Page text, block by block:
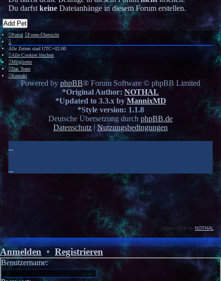
Du darfst keine Dateianhänge in diesem Forum erstellen.
Add Pet
Portal Foren-Übersicht
Alle Zeiten sind UTC+02:00
Alle Cookies löschen
Mitglieder
Das Team
Kontakt
Powered byphpBB® Forum Software © phpBB Limited
*Original Author: NOTHAL
*Updated to 3.3.x by MannixMD
*Style version: 1.1.8
Deutsche Übersetzung durch phpBB.de
Datenschutz|Nutzungsbedingungen
original Style by NOTHAL
Anmelden•Registrieren
Benutzername: